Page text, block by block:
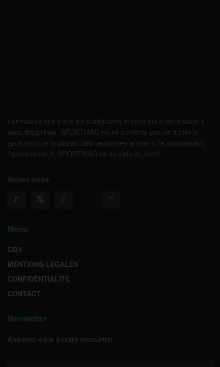
Formidable lien entre les pratiquants et ceux qui s’intéressent à
leurs disciplines, SPORTMAG ne se contente pas de traiter le
sport comme la plupart des personnes le voient, le connaissent,
l’appréhendent. SPORTMAG va au-delà du sport…
Suivez-nous
Menu
CGV
MENTIONS LEGALES
CONFIDENTIALITE
CONTACT
Newsletter
Abonnez-vous à notre newsletter